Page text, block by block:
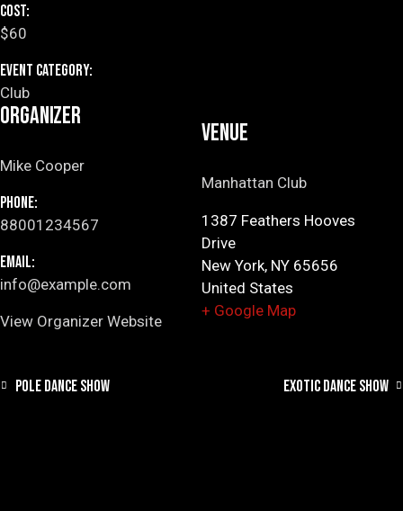
Cost:
$60
Event Category:
Club
Organizer
Mike Cooper
Phone:
88001234567
Email:
info@example.com
View Organizer Website
Venue
Manhattan Club
1387 Feathers Hooves
Drive
New York, NY 65656
United States
+ Google Map
POLE DANCE SHOW EXOTIC DANCE SHOW